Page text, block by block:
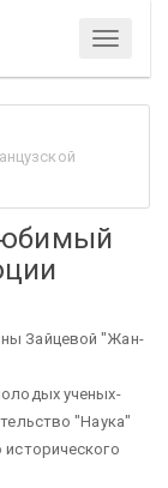
Меню
Зайцевой "Жан-
ученых-
"Наука"